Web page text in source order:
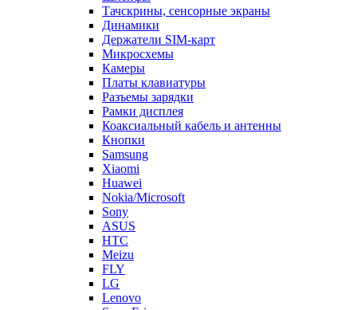
Тачскрины, сенсорные экраны
Динамики
Держатели SIM-карт
Микросхемы
Камеры
Платы клавиатуры
Разъемы зарядки
Рамки дисплея
Коаксиальный кабель и антенны
Кнопки
Samsung
Xiaomi
Huawei
Nokia/Microsoft
Sony
ASUS
HTC
Meizu
FLY
LG
Lenovo